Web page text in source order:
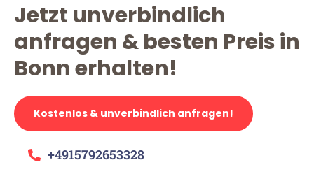
Jetzt unverbindlich
anfragen & besten Preis in
Bonn erhalten!
Kostenlos & unverbindlich anfragen!
+4915792653328